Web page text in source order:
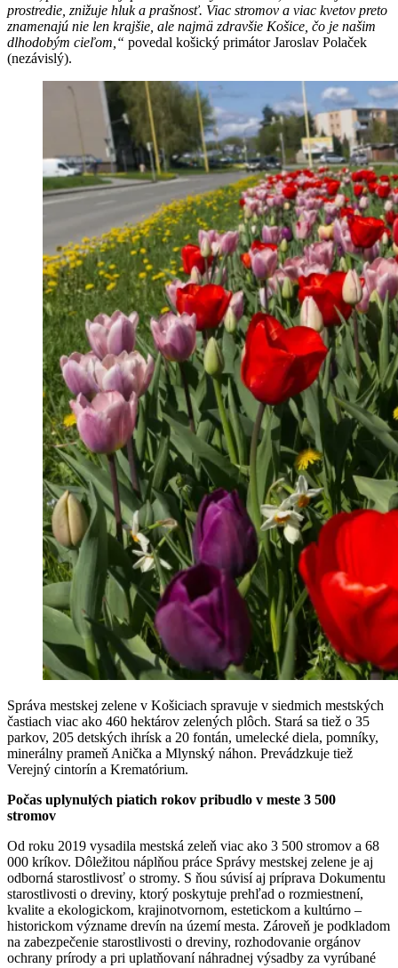
prostredie, znižuje hluk a prašnosť. Viac stromov a viac kvetov preto
znamenajú nie len krajšie, ale najmä zdravšie Košice, čo je našim
dlhodobým cieľom,“ povedal košický primátor Jaroslav Polaček
(nezávislý).
Správa mestskej zelene v Košiciach spravuje v siedmich mestských
častiach viac ako 460 hektárov zelených plôch. Stará sa tiež o 35
parkov, 205 detských ihrísk a 20 fontán, umelecké diela, pomníky,
minerálny prameň Anička a Mlynský náhon. Prevádzkuje tiež
Verejný cintorín a Krematórium.
Počas uplynulých piatich rokov pribudlo v meste 3 500
stromov
Od roku 2019 vysadila mestská zeleň viac ako 3 500 stromov a 68
000 kríkov. Dôležitou náplňou práce Správy mestskej zelene je aj
odborná starostlivosť o stromy. S ňou súvisí aj príprava Dokumentu
starostlivosti o dreviny, ktorý poskytuje prehľad o rozmiestnení,
kvalite a ekologickom, krajinotvornom, estetickom a kultúrno –
historickom význame drevín na území mesta. Zároveň je podkladom
na zabezpečenie starostlivosti o dreviny, rozhodovanie orgánov
ochrany prírody a pri uplatňovaní náhradnej výsadby za vyrúbané